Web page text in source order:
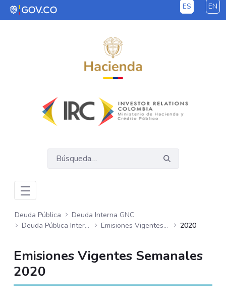
Saltar al contenido principal ES EN
Deuda Pública
Deuda Interna GNC
Deuda Pública Interna GNC
Emisiones Vigentes Semanales 2020
Emisiones Vigentes Semanales
2020